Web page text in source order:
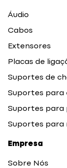
Áudio
Cabos
Extensores
Placas de
Suportes de
Suportes para
Suportes para
Suportes para
Empresa
Sobre Nós